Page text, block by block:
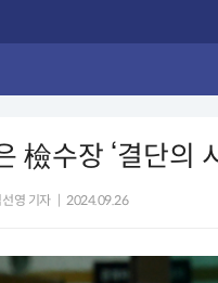
檢수장 ‘결단의
영 기자 2024.09.26